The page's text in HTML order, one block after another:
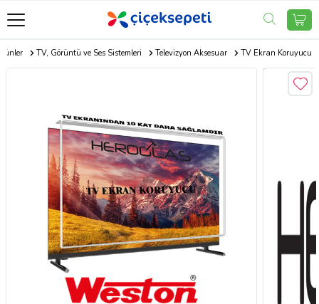
TV, Görüntü ve Ses Sistemleri Televizyon Aksesuar TV Ekran Koruyucu